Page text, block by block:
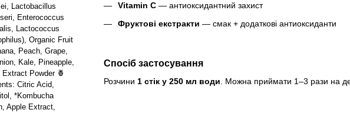
Lactobacillus
Enterococcus
Lactococcus
Organic Fruit
Peach, Grape,
Kale, Pineapple,
Powder 🍍
Citric Acid,
*Kombucha
Apple Extract,
Vitamin C — антиоксидантний захист
Фруктові екстракти — смак + додаткові антиоксиданти
Спосіб застосування
Розчини 1 стік у 250 мл води . Можна приймати 1–3 рази на